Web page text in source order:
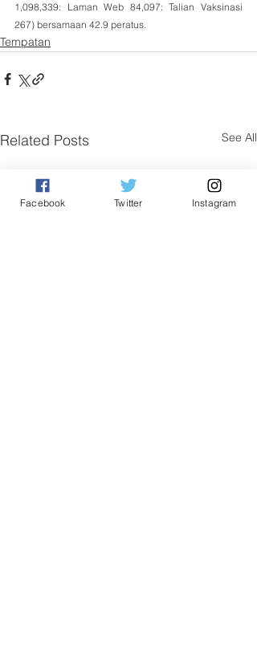
1,098,339: Laman Web 84,097: Talian Vaksinasi
267) bersamaan 42.9 peratus.
Tempatan
Related Posts See All
Facebook Twitter Instagram